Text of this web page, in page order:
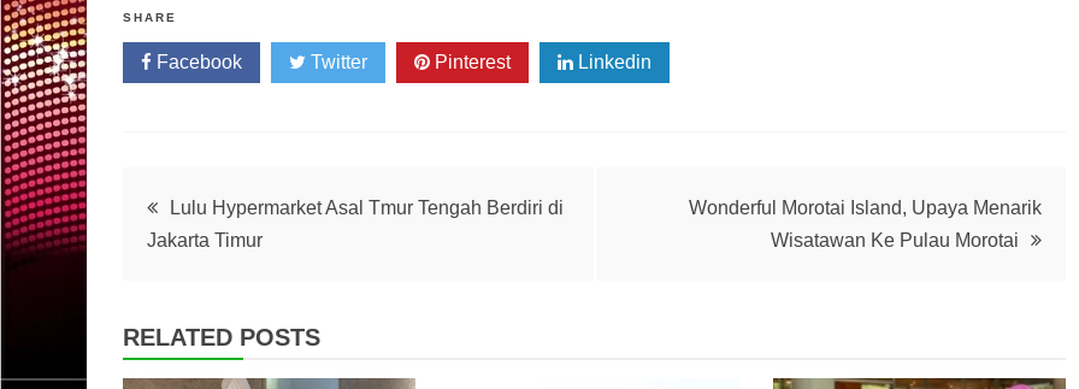
SHARE
Facebook Twitter Pinterest Linkedin
PostLulu Hypermarket Asal Tmur Tengah Berdiri di
Jakarta Timur
Wonderful Morotai Island, Upaya Menarik
Wisatawan Ke Pulau Morotai
RELATED POSTS